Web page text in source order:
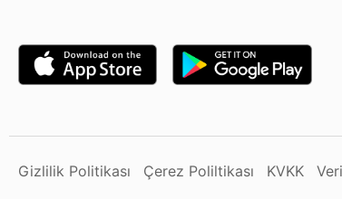
Gizlilik Politikası Çerez Poliltikası KVKK